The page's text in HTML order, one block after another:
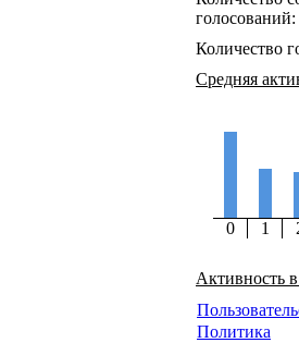
голосований:
Количество
Средняя
0 1
Активность
Политика